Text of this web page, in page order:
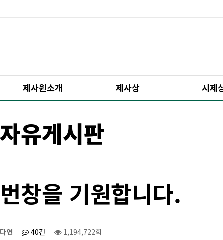
제사원소개 제사상 시제
자유게시판
번창을 기원합니다.
다연 40건 1,194,722회